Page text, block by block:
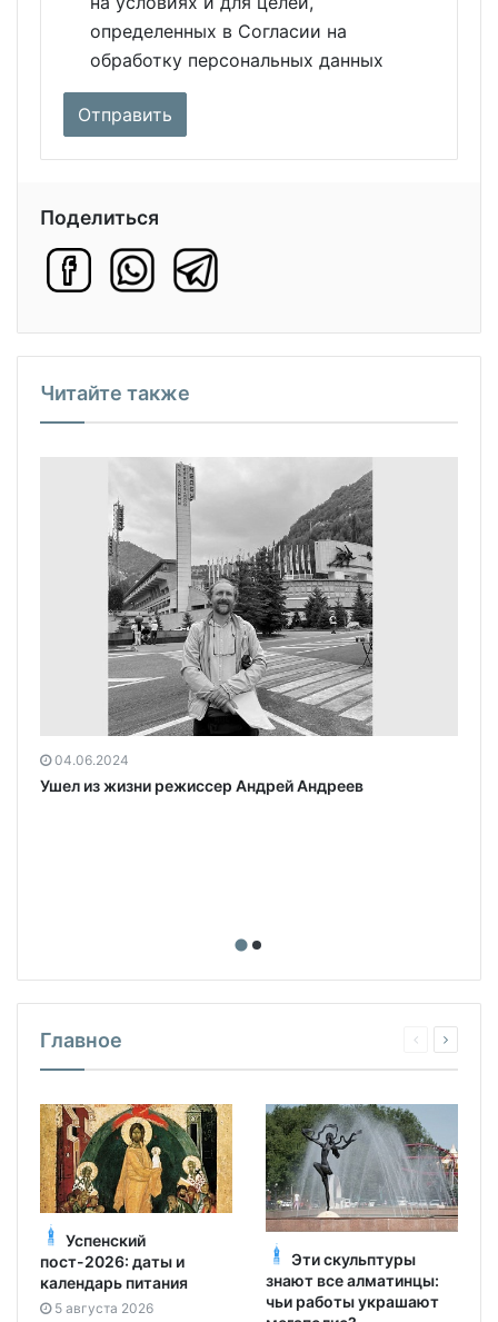
определенных в Согласии на
обработку персональных данных
Поделиться
Читайте также
04.06.2024
Ушел из жизни режиссер Андрей Андреев
Главное
Успенский
пост-2026: даты и
календарь питания
5 августа 2026
Эти скульптуры
знают все алматинцы:
чьи работы украшают